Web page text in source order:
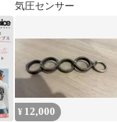
気圧センサー
¥ 12,000